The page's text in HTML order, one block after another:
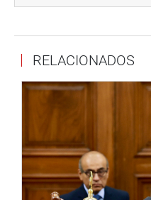
Bicentenario del Perú, y
gesta emancipadora de
La ceremonia se llevó a
Panteón de los Próceres
el parque Universitario del
al acto central, se llevó a
como la ofrenda a la
entre otros colectivos
RELACIONADOS